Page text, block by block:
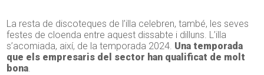
La resta de discoteques de l’illa celebren, també, les seves
festes de cloenda entre aquest dissabte i dilluns. L’illa
s’acomiada, així, de la temporada 2024. Una temporada
que els empresaris del sector han qualificat de molt
bona